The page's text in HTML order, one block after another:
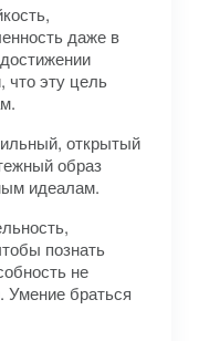
даже в
что эту цель
открытый
образ
идеалам.
познать
не
Умение браться